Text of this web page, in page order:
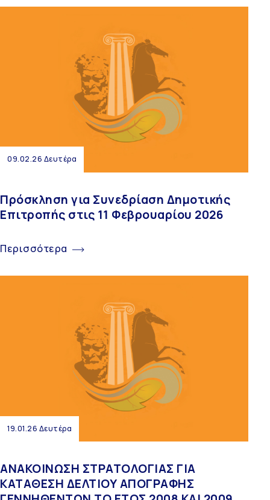
09.02.26 Δευτέρα
Πρόσκληση για Συνεδρίαση Δημοτικής
Επιτροπής στις 11 Φεβρουαρίου 2026
Περισσότερα
19.01.26 Δευτέρα
ΑΝΑΚΟΙΝΩΣΗ ΣΤΡΑΤΟΛΟΓΙΑΣ ΓΙΑ
ΚΑΤΑΘΕΣΗ ΔΕΛΤΙΟΥ ΑΠΟΓΡΑΦΗΣ